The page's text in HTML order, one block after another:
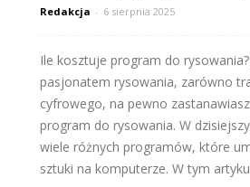
Redakcja - 6 sierpnia 2025
Ile kosztuje program do
pasjonatem rysowania, zarówno
cyfrowego, na pewno
program do rysowania. W
wiele różnych programów, które
sztuki na komputerze. W tym